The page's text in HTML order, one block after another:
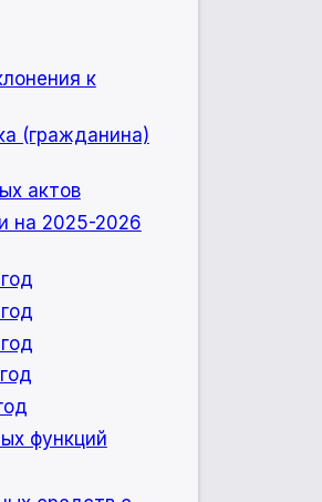
к
(гражданина)
актов
на 2025-2026
функций